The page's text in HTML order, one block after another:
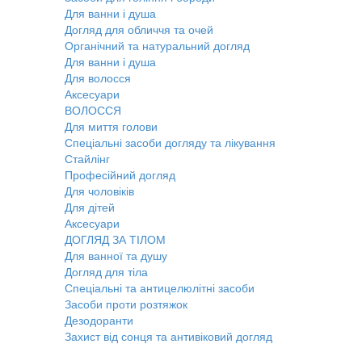
Для ванни і душа
Догляд для обличчя та очей
Органічний та натуральний догляд
Для ванни і душа
Для волосся
Аксесуари
ВОЛОССЯ
Для миття голови
Спеціальні засоби догляду та лікування
Стайлінг
Професійний догляд
Для чоловіків
Для дітей
Аксесуари
ДОГЛЯД ЗА ТІЛОМ
Для ванної та душу
Догляд для тіла
Спеціальні та антицелюлітні засоби
Засоби проти розтяжок
Дезодоранти
Захист від сонця та антивіковий догляд